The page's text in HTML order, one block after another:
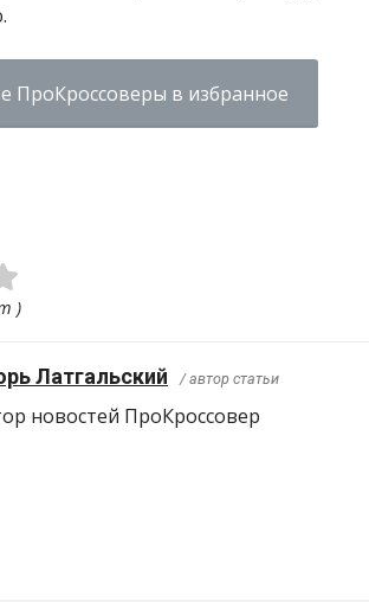
ПроКроссоверы в избранное
)
Латгальский / автор статьи
новостей ПроКроcсовер